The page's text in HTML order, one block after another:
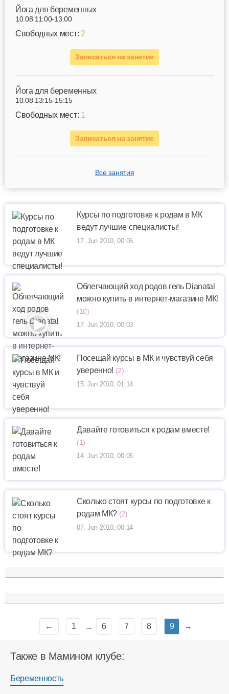
Йога для беременных
10.08 11:00-13:00
Свободных мест: 2
Записаться на занятие
Йога для беременных
10.08 13:15-15:15
Свободных мест: 1
Записаться на занятие
Все занятия
Курсы по подготовке к родам в МК
ведут лучшие специалисты!
17. Jun 2010, 00:05
Облегчающий ход родов гель Dianatal
можно купить в интернет-магазине МК!
(10)
17. Jun 2010, 00:03
Посещай курсы в МК и чувствуй себя
уверенно! (2)
15. Jun 2010, 01:14
Давайте готовиться к родам вместе!
(1)
14. Jun 2010, 00:06
Сколько стоят курсы по подготовке к
родам МК? (2)
07. Jun 2010, 00:14
← 1 ... 6 7 8 9 →
Также в Мамином клубе:
Беременность